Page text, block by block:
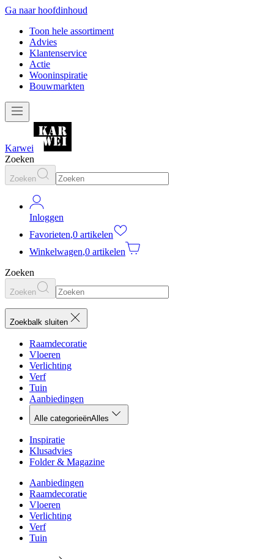
Ga naar hoofdinhoud
Toon hele assortiment
Advies
Klantenservice
Actie
Wooninspiratie
Bouwmarkten
Karwei
Zoeken
Zoeken
Inloggen
Favorieten,0 artikelen
Winkelwagen,0 artikelen
Zoeken
Zoeken
Zoekbalk sluiten
Raamdecoratie
Vloeren
Verlichting
Verf
Tuin
Aanbiedingen
Alle categorieënAlles
Inspiratie
Klusadvies
Folder & Magazine
Aanbiedingen
Raamdecoratie
Vloeren
Verlichting
Verf
Tuin